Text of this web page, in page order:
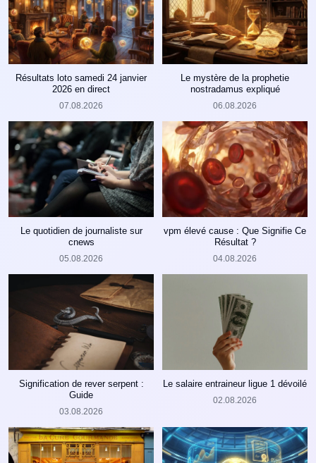
Résultats loto samedi 24 janvier
2026 en direct
07.08.2026
Le mystère de la prophetie
nostradamus expliqué
06.08.2026
Le quotidien de journaliste sur
cnews
05.08.2026
vpm élevé cause : Que Signifie Ce
Résultat ?
04.08.2026
Signification de rever serpent :
Guide
03.08.2026
Le salaire entraineur ligue 1 dévoilé
02.08.2026